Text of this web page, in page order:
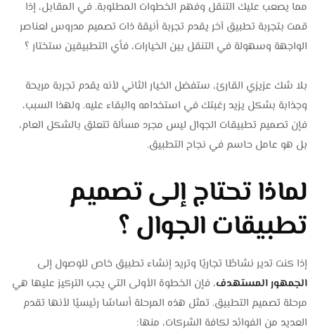
مما يصعب عليك التنقل وفهم الخطوات المطلوبة. في المقابل، إذا
قمت بتجربة تطبيق آخر يقدم تجربة أنيقة ذات تصميم مدروس لعناصر
الواجهة وسهولة في التنقل بين الخيارات، فأي التطبيقين ستختار ؟
بلا شك عزيزي القارئ، ستفضل الخيار الثاني لأنه يقدم تجربة مريحة
وجذابة بشكل يزيد رغبتك في استخدامه والبقاء عليه. ولهذا السبب،
فإن تصميم تطبيقات الجوال ليس مجرد مسألة تتعلق بالشكل العام،
بل هو عامل حاسم في نجاح التطبيق.
لماذا تحتاج إلى تصميم
تطبيقات الجوال ؟
إذا كنت تدير نشاطًا تجاريًا وتريد إنشاء تطبيق خاص للوصول إلى
الجمهور المستهدف، فإن الخطوة الأولى التي يجب التركيز عليها هي
مرحلة تصميم التطبيق. تمثل هذه المرحلة أساسًا رئيسيًا لأنها تقدم
العديد من الفوائد لكافة الشركات، منها: